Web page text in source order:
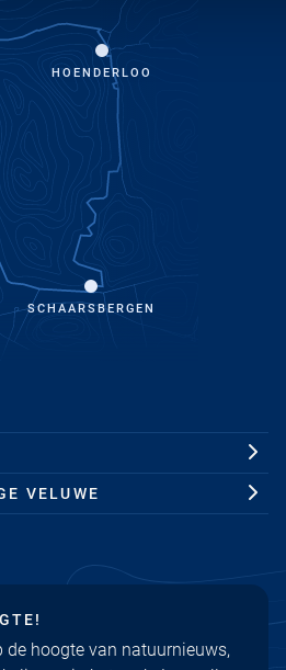
SCHAARSBERGEN
HOENDERLOO
VELUWE
de hoogte van natuurnieuws,